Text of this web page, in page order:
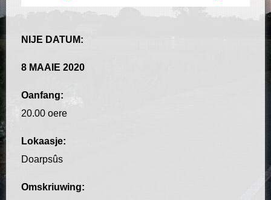
NIJE DATUM:
8 MAAIE 2020
Oanfang:
20.00 oere
Lokaasje:
Doarpsûs
Omskriuwing: